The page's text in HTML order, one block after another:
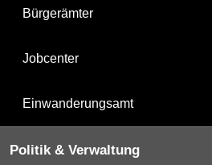
Bürgerämter
Jobcenter
Einwanderungsamt
Politik & Verwaltung